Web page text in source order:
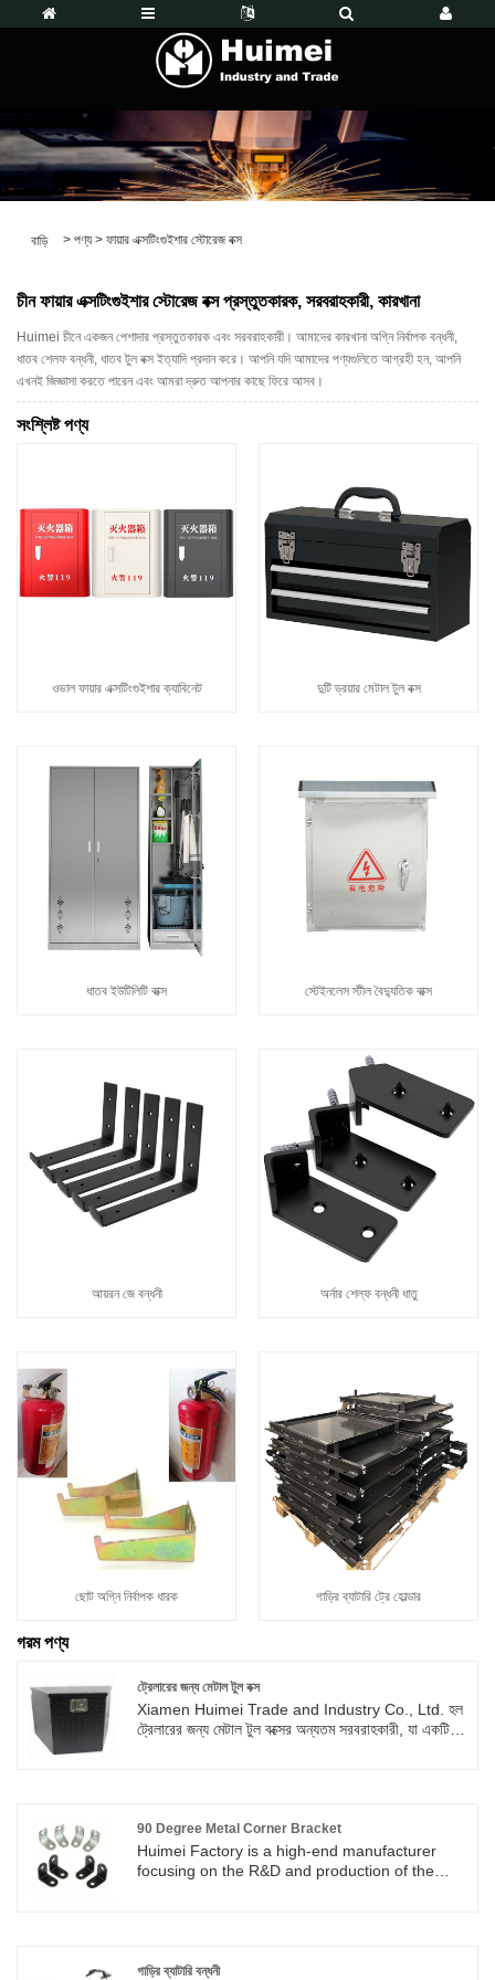
বাড়ি > পণ্য > ফায়ার এক্সটিংগুইশার স্টোরেজ বক্স
চীন ফায়ার এক্সটিংগুইশার স্টোরেজ বক্স প্রস্তুতকারক, সরবরাহকারী, কারখানা
Huimei চীনে একজন পেশাদার প্রস্তুতকারক এবং সরবরাহকারী। আমাদের কারখানা অগ্নি নির্বাপক বন্ধনী,
ধাতব শেলফ বন্ধনী, ধাতব টুল বক্স ইত্যাদি প্রদান করে। আপনি যদি আমাদের পণ্যগুলিতে আগ্রহী হন, আপনি
এখনই জিজ্ঞাসা করতে পারেন এবং আমরা দ্রুত আপনার কাছে ফিরে আসব।
সংশ্লিষ্ট পণ্য
ওভাল ফায়ার এক্সটিংগুইশার ক্যাবিনেট দুটি ড্রয়ার মেটাল টুল বক্স
ধাতব ইউটিলিটি বাক্স স্টেইনলেস স্টীল বৈদ্যুতিক বাক্স
আয়রন জে বন্ধনী অর্নার শেল্ফ বন্ধনী ধাতু
ছোট অগ্নি নির্বাপক ধারক গাড়ির ব্যাটারি ট্রে হোল্ডার
গরম পণ্য
ট্রেলারের জন্য মেটাল টুল বক্স
Xiamen Huimei Trade and Industry Co., Ltd. হল
ট্রেলারের জন্য মেটাল টুল বক্সের অন্যতম সরবরাহকারী, যা একটি
90 Degree Metal Corner Bracket
Huimei Factory is a high-end manufacturer
focusing on the R&D and production of the
surface treatment. It is widely suitable for
গাড়ির ব্যাটারি বন্ধনী